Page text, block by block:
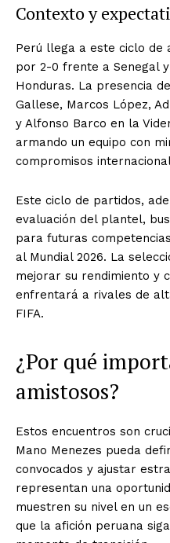
Contexto y
Perú llega a este ciclo de
por 2-0 frente a Senegal
Honduras. La presencia
Gallese, Marcos López,
y Alfonso Barco en la
armando un equipo con
compromisos
Este ciclo de partidos,
evaluación del plantel,
para futuras
al Mundial 2026. La
mejorar su rendimiento y
enfrentará a rivales de
FIFA.
¿Por qué
amistosos?
Estos encuentros son
Mano Menezes pueda
convocados y ajustar
representan una
muestren su nivel en un
que la afición peruana